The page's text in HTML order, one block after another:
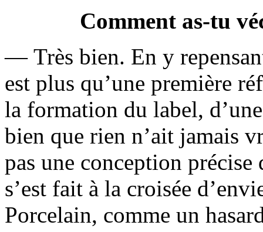
Comment as-tu
— Très bien. En y
est plus qu’une première
la formation du label,
bien que rien n’ait jamais
pas une conception
s’est fait à la croisée
Porcelain, comme un